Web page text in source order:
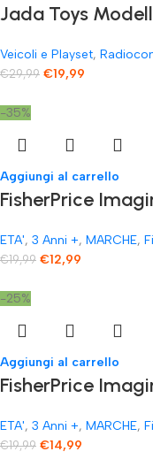
Jada Toys
Veicoli e Playset,
€29,99 €19,99
-35%
Aggiungi al carrello
FisherPrice
ETA', 3 Anni +, MARCHE,
€19,99 €12,99
-25%
Aggiungi al carrello
FisherPrice
ETA', 3 Anni +, MARCHE,
€19,99 €14,99